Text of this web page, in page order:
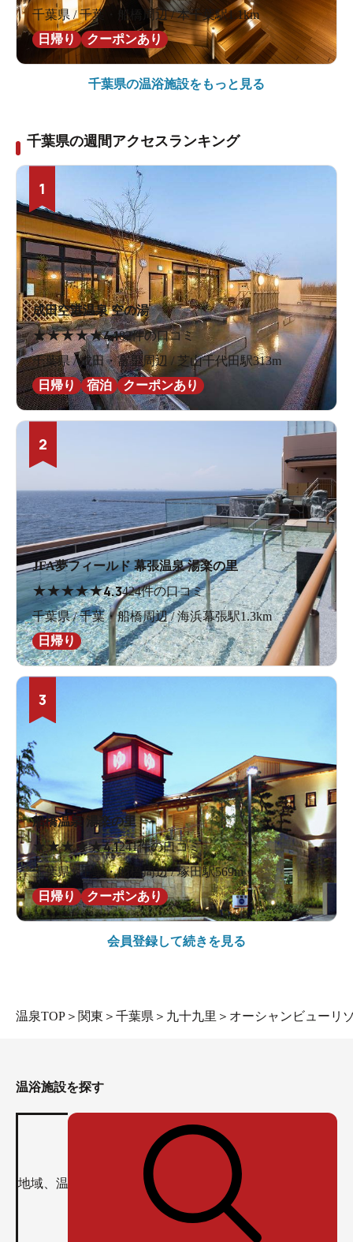
千葉県 / 千葉・船橋周辺 / 本千葉駅1.1km
日帰り
クーポンあり
千葉県の温浴施設をもっと見る
千葉県の週間アクセスランキング
1
成田空港温泉 空の湯
★★★★★4.182件の口コミ
千葉県 / 成田・富里周辺 / 芝山千代田駅313m
日帰り
宿泊 クーポンあり
2
JFA夢フィールド 幕張温泉 湯楽の里
★★★★★4.3424件の口コミ
千葉県 / 千葉・船橋周辺 / 海浜幕張駅1.3km
日帰り
3
船橋温泉 湯楽の里
★★★★★4.1241件の口コミ
千葉県 / 千葉・船橋周辺 / 塚田駅569m
日帰り
クーポンあり
会員登録して続きを見る
温泉TOP ＞ 関東 ＞ 千葉県 ＞ 九十九里 ＞ オーシャンビューリ
温浴施設を探す